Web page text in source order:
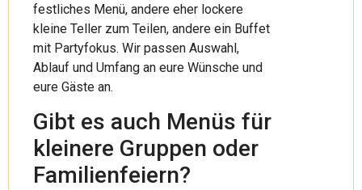
festliches Menü, andere eher lockere
kleine Teller zum Teilen, andere ein Buffet
mit Partyfokus. Wir passen Auswahl,
Ablauf und Umfang an eure Wünsche und
eure Gäste an.
Gibt es auch Menüs für
kleinere Gruppen oder
Familienfeiern?